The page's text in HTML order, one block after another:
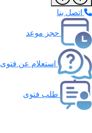
اتصل بنا
حجز موعد
استعلام عن فتوى
طلب فتوى